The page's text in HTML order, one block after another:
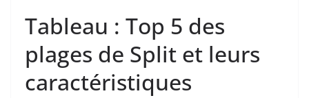
Tableau : Top 5 des
plages de Split et leurs
caractéristiques